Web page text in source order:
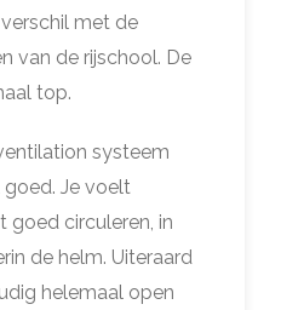
met de
van de rijschool. De
top.
systeem
Je voelt
goed circuleren, in
de helm. Uiteraard
helemaal open